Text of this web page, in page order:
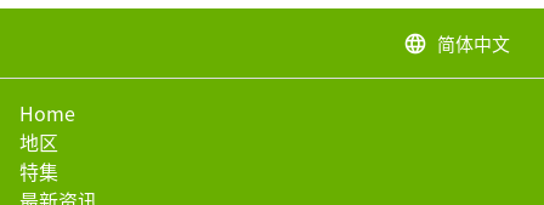
language 简体中文
Home
地区
特集